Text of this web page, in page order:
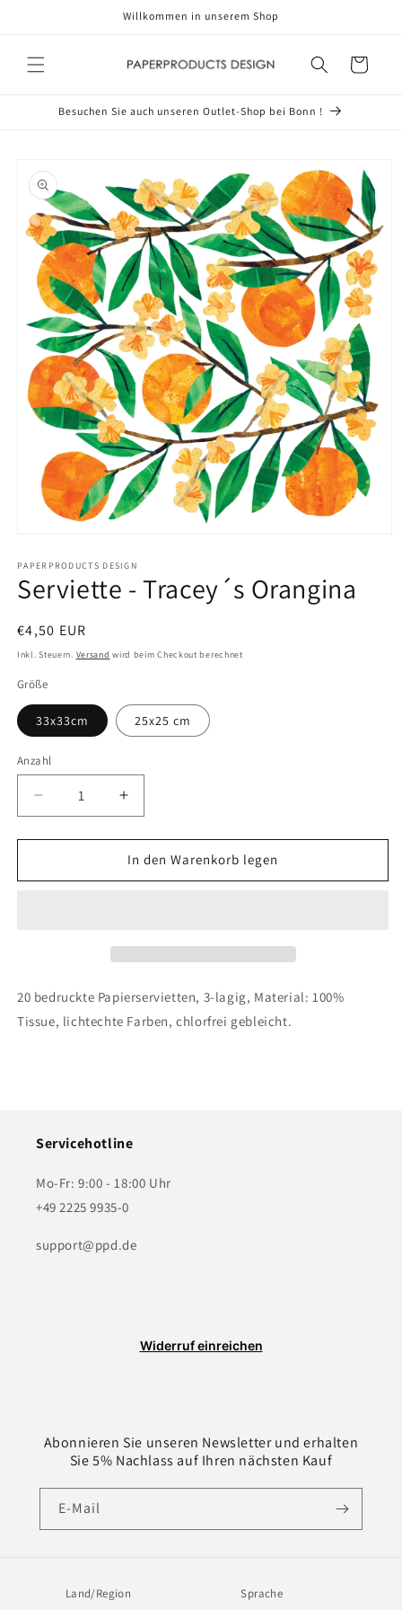
Willkommen in unserem Shop
Warenkorb
Besuchen Sie auch unseren Outlet-Shop bei Bonn !
in
Modal
öffnen
PAPERPRODUCTS DESIGN
Serviette - Tracey´s Orangina
Normaler
Preis
€4,50 EUR
Inkl. Steuern. Versand wird beim Checkout berechnet
Größe
33x33cm 25x25 cm
Anzahl
Anzahl
Verringere
die
Menge
Serviette
Erhöhe
die
Menge
für
Serviette
In den Warenkorb legen
20 bedruckte Papierservietten, 3-lagig, Material: 100%
Tissue, lichtechte Farben, chlorfrei gebleicht.
Servicehotline
Mo-Fr: 9:00 - 18:00 Uhr
+49 2225 9935-0
support@ppd.de
Widerruf einreichen
Abonnieren Sie unseren Newsletter und erhalten
Sie 5% Nachlass auf Ihren nächsten Kauf
E-Mail
Land/Region Sprache